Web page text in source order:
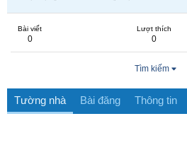
Bài viết
0
Lượt thích
0
Tìm kiếm
Tường nhà Bài đăng Thông tin